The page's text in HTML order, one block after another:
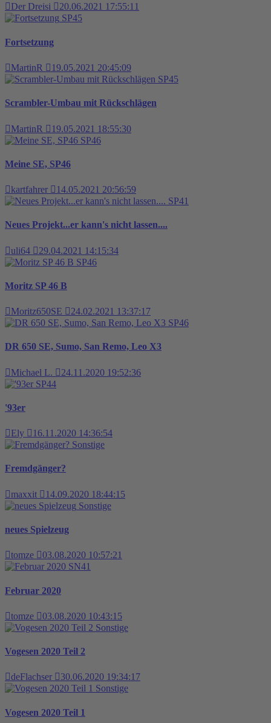
Der Dreisi
20.06.2021 17:55:11
SP45
Fortsetzung
MartinR
19.05.2021 20:45:09
SP45
Scrambler-Umbau mit Rückschlägen
MartinR
19.05.2021 18:55:30
SP46
Meine SE, SP46
kartfahrer
14.05.2021 20:56:59
SP41
Neues Projekt...er kann's nicht lassen....
uli64
29.04.2021 14:15:34
SP46
Moritz SP 46 B
Moritz650SE
24.02.2021 13:37:17
SP46
DR 650 SE, Sumo, San Remo, Leo X3
Michael L.
24.11.2020 19:52:36
SP44
'93er
Ely
16.11.2020 14:36:54
Sonstige
Fremdgänger?
maxxit
14.09.2020 18:44:15
Sonstige
neues Spielzeug
tomze
03.08.2020 10:57:21
SN41
Februar 2020
tomze
03.08.2020 10:43:15
Sonstige
Vogesen 2020 Teil 2
deFlachser
30.06.2020 19:34:17
Sonstige
Vogesen 2020 Teil 1